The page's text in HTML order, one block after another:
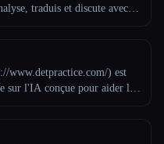
PDF.traduis et discute avec
www.detpractice.com/) est
sur l'IA conçue pour aider les
web, en mettant l'accent sur